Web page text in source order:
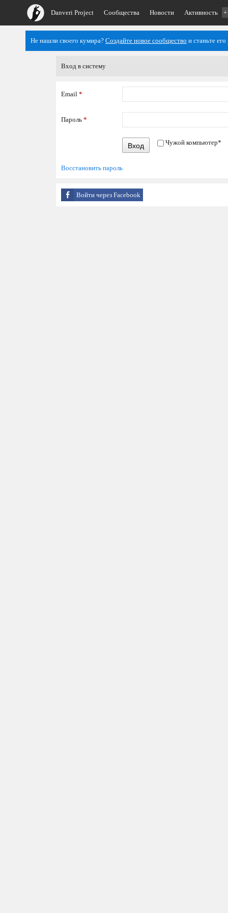
Danveri Project Сообщества Новости Активность
Не нашли своего кумира? Создайте новое сообщество и станьте
Вход в систему
Email *
Пароль *
Вход Чужой компьютер*
Восстановить пароль
Войти через Facebook